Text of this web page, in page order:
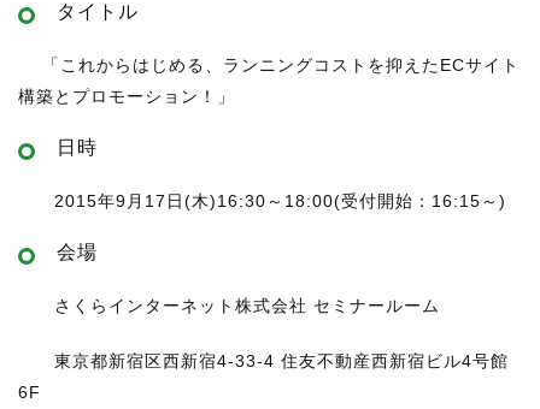
タイトル
「これからはじめる、ランニングコストを抑えたECサイト
構築とプロモーション！」
日時
2015年9月17日(木)16:30～18:00(受付開始：16:15～)
会場
さくらインターネット株式会社 セミナールーム
東京都新宿区西新宿4-33-4 住友不動産西新宿ビル4号館
6F